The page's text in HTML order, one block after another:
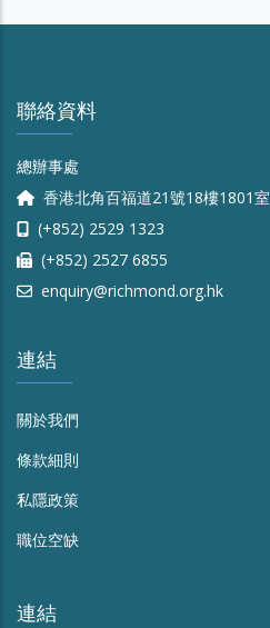
聯絡資料
總辦事處
香港北角百福道21號18樓1801室
(+852) 2529 1323
(+852) 2527 6855
enquiry@richmond.org.hk
連結
關於我們
條款細則
私隱政策
職位空缺
連結